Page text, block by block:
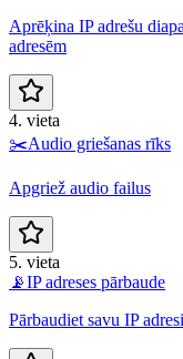
Aprēķina IP adrešu
adresēm
4. vieta
✂️Audio griešanas rīks
Apgriež audio failus
5. vieta
📡IP adreses pārbaude
Pārbaudiet savu IP